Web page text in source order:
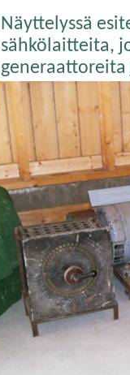
Näyttelyssä
sähkölaitteita,